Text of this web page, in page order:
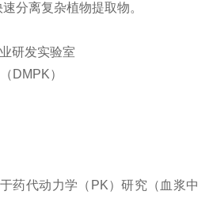
分离复杂植物提取物。
研发实验室
DMPK）
药代动力学（PK）研究（血浆中